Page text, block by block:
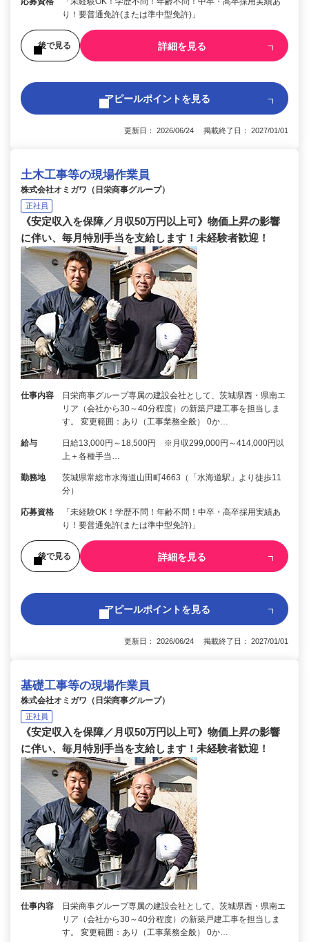
り！要普通免許(または準中型免許)」
後で見る 詳細を見る
アピールポイントを見る
更新日： 2026/06/24 掲載終了日： 2027/01/01
土木工事等の現場作業員
株式会社オミガワ（日栄商事グループ）
正社員
《安定収入を保障／月収50万円以上可》物価上昇の影響
に伴い、毎月特別手当を支給します！未経験者歓迎！
仕事内容
日栄商事グループ専属の建設会社として、茨城県西・県南エ
リア（会社から30～40分程度）の新築戸建工事を担当しま
す。 変更範囲：あり（工事業務全般） 0か…
給与
日給13,000円～18,500円 ※月収299,000円～414,000円以
上＋各種手当…
勤務地
茨城県常総市水海道山田町4663（「水海道駅」より徒歩11
分）
応募資格
「未経験OK！学歴不問！年齢不問！中卒・高卒採用実績あ
り！要普通免許(または準中型免許)」
後で見る 詳細を見る
アピールポイントを見る
更新日： 2026/06/24 掲載終了日： 2027/01/01
基礎工事等の現場作業員
株式会社オミガワ（日栄商事グループ）
正社員
《安定収入を保障／月収50万円以上可》物価上昇の影響
に伴い、毎月特別手当を支給します！未経験者歓迎！
仕事内容
日栄商事グループ専属の建設会社として、茨城県西・県南エ
リア（会社から30～40分程度）の新築戸建工事を担当しま
す。 変更範囲：あり（工事業務全般） 0か…